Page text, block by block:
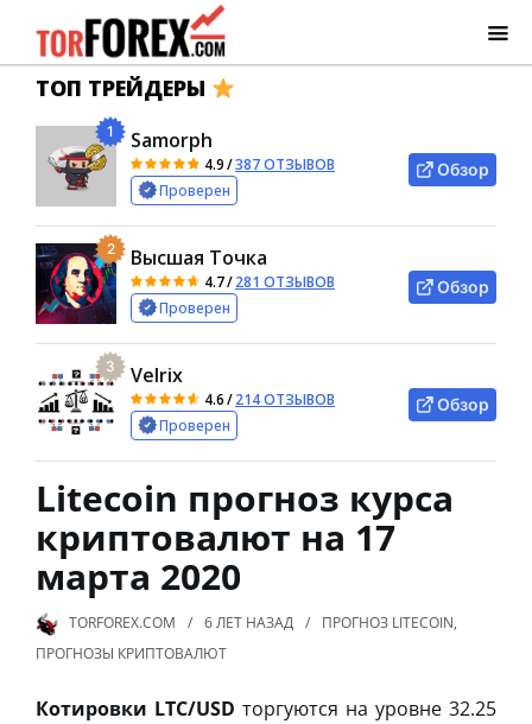
ТОП ТРЕЙДЕРЫ
1 Samorph
4.9/387 ОТЗЫВОВ
Проверен
Обзор
2 Высшая Точка
4.7/281 ОТЗЫВОВ
Проверен
Обзор
3 Velrix
4.6/214 ОТЗЫВОВ
Проверен
Обзор
Litecoin прогноз курса
криптовалют на 17
марта 2020
TORFOREX.COM 6 ЛЕТ НАЗАД ПРОГНОЗ LITECOIN,
ПРОГНОЗЫ КРИПТОВАЛЮТ
Котировки LTC/USD торгуются на уровне 32.25